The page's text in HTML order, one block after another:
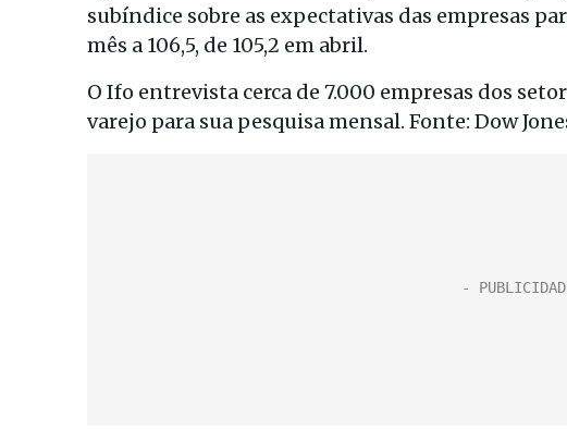
subíndice sobre as expectativas das empresas
mês a 106,5, de 105,2 em abril.
O Ifo entrevista cerca de 7.000 empresas dos
varejo para sua pesquisa mensal. Fonte: Dow